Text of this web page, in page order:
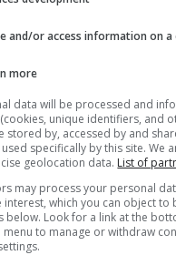
87'
al
and/or access information on a
more
data will be processed and
unique identifiers, and
stored by, accessed by and
specifically by this site. We
geolocation data. List of
may process your personal
interest, which you can object to
below. Look for a link at the
menu to manage or withdraw